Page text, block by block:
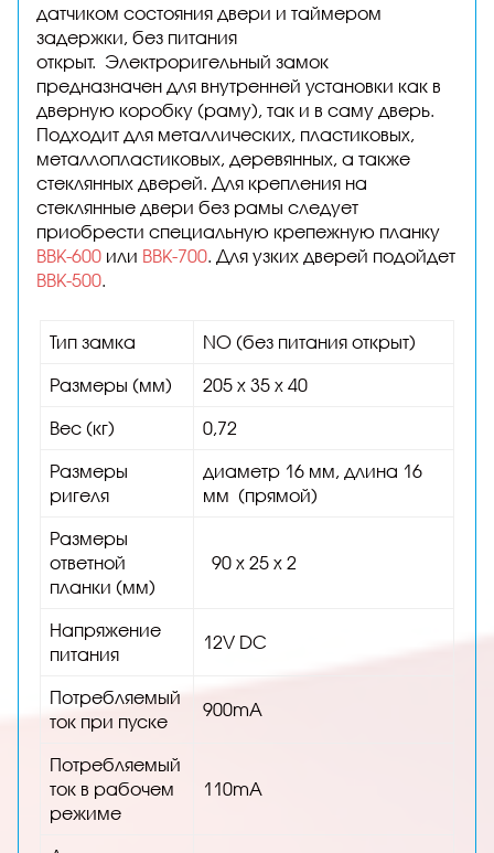
датчиком состояния двери и таймером
задержки, без питания
открыт. Электроригельный замок
предназначен для внутренней установки как в
дверную коробку (раму), так и в саму дверь.
Подходит для металлических, пластиковых,
металлопластиковых, деревянных, а также
стеклянных дверей. Для крепления на
стеклянные двери без рамы следует
приобрести специальную крепежную планку
BBK-600 или BBK-700 . Для узких дверей подойдет
BBK-500
Тип замка NO (без питания открыт)
Размеры (мм) 205 x 35 x 40
Вес (кг) 0,72
Размеры
ригеля
диаметр 16 мм, длина 16
мм (прямой)
Размеры
ответной
планки (мм)
90 x 25 x 2
Напряжение
питания
12V DC
Потребляемый
ток при пуске
900mA
Потребляемый
ток в рабочем
режиме
110mA